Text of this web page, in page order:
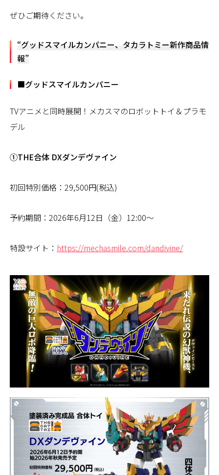
ぜひご期待ください。
“グッドスマイルカンパニー、タカラトミー新作商品情
報”
■グッドスマイルカンパニー
TVアニメと同時展開！メカスマのロボットトイ＆プラモ
デル
①THE合体 DXダンデヴァイン
初回特別価格：29,500円(税込)
予約期間：2026年6月12日（金）12:00～
特設サイト： https://mechasmile.com/dandivine/